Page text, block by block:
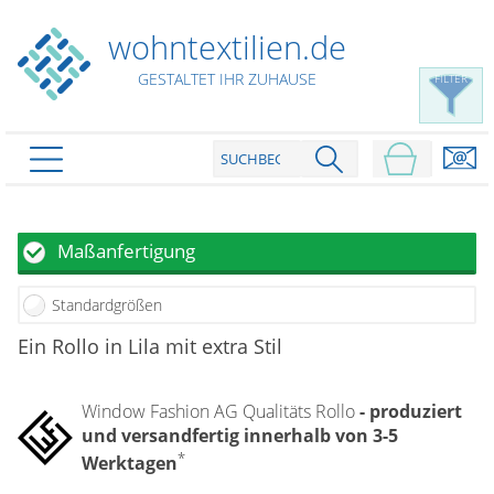
PRODUKTE
Plissee
Wabenplissees
Sonnenschutzplissees
Outdoor-Plissees
gemusterte Plissees
Rollo
Rollos nach Maß
Thermo Rollo
Doppelrollo
Klemmrollo
Dachfenster Rollo
Raffrollo Maß
Faltrollo / Raffgardinen
Flächenvorhang
wohntextilien.de
GESTALTET IHR ZUHAUSE
Maßanfertigung
Standardgrößen
FILTER
Ein Rollo in Lila mit extra Stil
Window Fashion AG Qualitäts Rollo- produziert
und versandfertig innerhalb von 3-5
Werktagen*